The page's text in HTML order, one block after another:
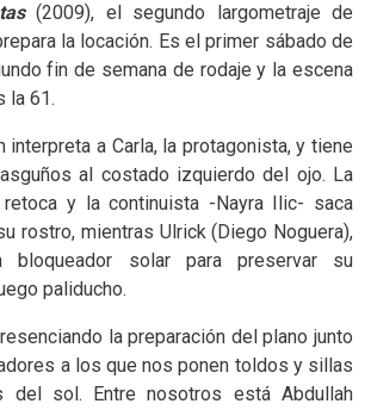
(2009), el segundo largometraje de
la locación. Es el primer sábado de
fin de semana de rodaje y la escena
la 61.
interpreta a Carla, la protagonista, y tiene
al costado izquierdo del ojo. La
y la continuista -Nayra Ilic- saca
rostro, mientras Ulrick (Diego Noguera),
bloqueador solar para preservar su
paliducho.
la preparación del plano junto
a los que nos ponen toldos y sillas
del sol. Entre nosotros está Abdullah